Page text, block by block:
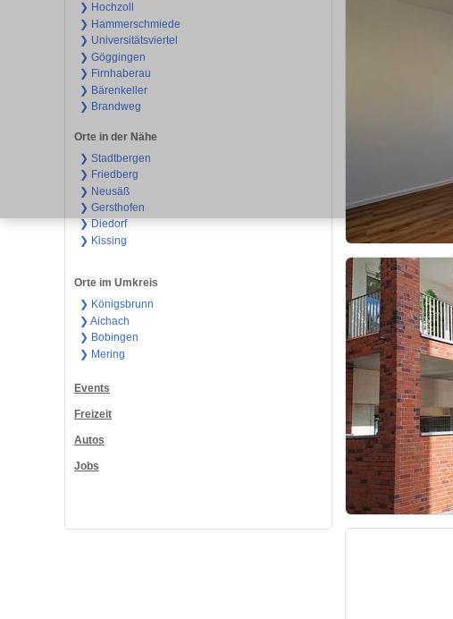
❯ Hochzoll
❯ Hammerschmiede
❯ Universitätsviertel
❯ Göggingen
❯ Firnhaberau
❯ Bärenkeller
❯ Brandweg
Orte in der Nähe
❯ Stadtbergen
❯ Friedberg
❯ Neusäß
❯ Gersthofen
❯ Diedorf
❯ Kissing
Orte im Umkreis
❯ Königsbrunn
❯ Aichach
❯ Bobingen
❯ Mering
Events
Freizeit
Autos
Jobs